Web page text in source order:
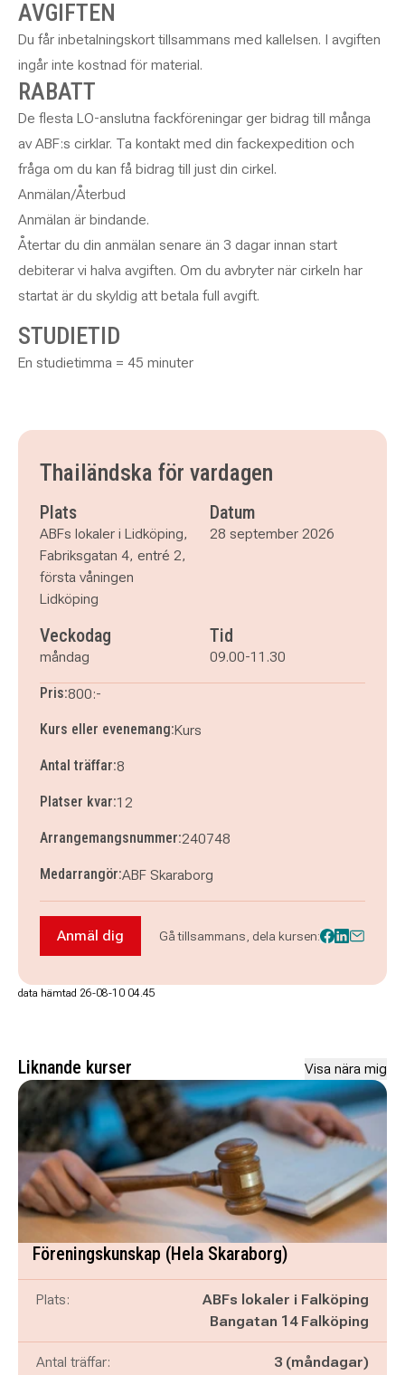
AVGIFTEN
Du får inbetalningskort tillsammans med kallelsen. I avgiften
ingår inte kostnad för material.
RABATT
De flesta LO-anslutna fackföreningar ger bidrag till många
av ABF:s cirklar. Ta kontakt med din fackexpedition och
fråga om du kan få bidrag till just din cirkel.
Anmälan/Återbud
Anmälan är bindande.
Återtar du din anmälan senare än 3 dagar innan start
debiterar vi halva avgiften. Om du avbryter när cirkeln har
startat är du skyldig att betala full avgift.
STUDIETID
En studietimma = 45 minuter
Thailändska för vardagen
Plats
ABFs lokaler i Lidköping,
Fabriksgatan 4, entré 2,
första våningen
Lidköping
Datum
28 september 2026
Veckodag
måndag
Tid
09.00-11.30
Pris:800:-
Kurs eller evenemang:Kurs
Antal träffar:8
Platser kvar:12
Arrangemangsnummer:240748
Medarrangör:ABF Skaraborg
Anmäl dig till Thailändska för vardagen
Anmäl dig Gå tillsammans, dela kursen:
data hämtad 26-08-10 04.45
Liknande kurser Visa nära mig
Föreningskunskap (Hela Skaraborg)
Plats:
ABFs lokaler i Falköping
Bangatan 14 Falköping
Antal träffar: 3 (måndagar)